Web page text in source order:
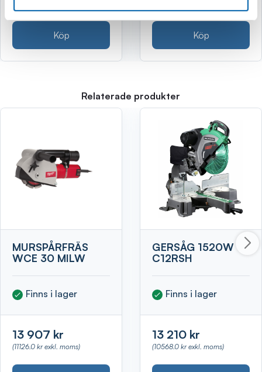
Köp Köp
Relaterade produkter
MURSPÅRFRÄS
WCE 30 MILW
Finns i lager
13 907 kr
(11126.0 kr exkl. moms)
GERSÅG 1520W
C12RSH
Finns i lager
13 210 kr
(10568.0 kr exkl. moms)